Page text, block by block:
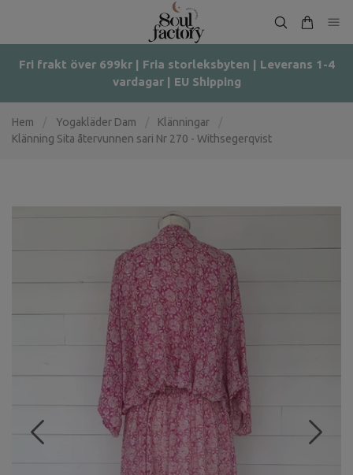
Fri frakt över 699kr | Fria storleksbyten | Leverans 1-4
vardagar | EU Shipping
Hem Yogakläder Dam Klänningar
Klänning Sita återvunnen sari Nr 270 - Withsegerqvist